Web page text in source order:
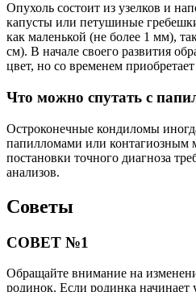
Опухоль состоит из узелков и
капусты или петушиные
как маленькой (не более 1 мм),
см). В начале своего развития
цвет, но со временем
Что можно спутать с
Остроконечные кондиломы
папилломами или контагиозным
постановки точного диагноза
анализов.
Советы
СОВЕТ №1
Обращайте внимание на
родинок. Если родинка начинает